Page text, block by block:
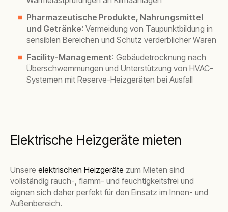
Pharmazeutische Produkte, Nahrungsmittel
und Getränke: Vermeidung von Taupunktbildung in
sensiblen Bereichen und Schutz verderblicher Waren
Facility-Management: Gebäudetrocknung nach
Überschwemmungen und Unterstützung von HVAC-
Systemen mit Reserve-Heizgeräten bei Ausfall
Elektrische Heizgeräte mieten
Unsere elektrischen Heizgeräte zum Mieten sind
vollständig rauch-, flamm- und feuchtigkeitsfrei und
eignen sich daher perfekt für den Einsatz im Innen- und
Außenbereich.